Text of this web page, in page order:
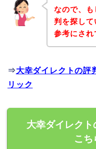
なので、
判を探し
参考にされ
⇒大幸ダイレクトの評
リック
大幸ダイレク
こち